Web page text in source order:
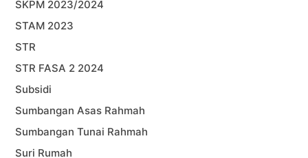
SKPM 2023/2024
STAM 2023
STR
STR FASA 2 2024
Subsidi
Sumbangan Asas Rahmah
Sumbangan Tunai Rahmah
Suri Rumah